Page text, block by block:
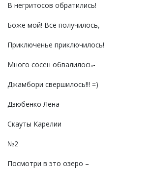
В негритосов обратились!
Боже мой! Всё получилось,
Приключенье приключилось!
Много сосен обвалилось-
Джамбори свершилось!!! =)
Дзюбенко Лена
Скауты Карелии
№2
Посмотри в это озеро –